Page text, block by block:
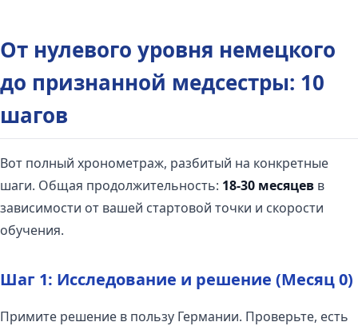
От нулевого уровня немецкого
до признанной медсестры: 10
шагов
Вот полный хронометраж, разбитый на конкретные
шаги. Общая продолжительность: 18-30 месяцев в
зависимости от вашей стартовой точки и скорости
обучения.
Шаг 1: Исследование и решение (Месяц 0)
Примите решение в пользу Германии. Проверьте, есть